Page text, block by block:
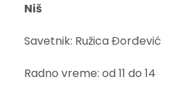
Niš
Savetnik: Ružica Đorđević
Radno vreme: od 11 do 14